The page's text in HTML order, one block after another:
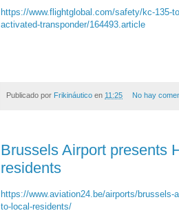
https://www.flightglobal.com/safety/kc-135-
activated-transponder/164493.article
Publicado por Frikináutico en 11:25 No hay
Brussels Airport presents
residents
https://www.aviation24.be/airports/brussels-
to-local-residents/